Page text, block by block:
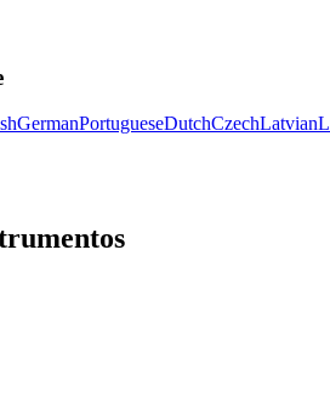
GermanPortugueseDutchCzechLatvian